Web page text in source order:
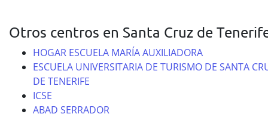
Otros centros en Santa Cruz de
HOGAR ESCUELA MARÍA AUXILIADORA
ESCUELA UNIVERSITARIA DE TURISMO DE SANTA
DE TENERIFE
ICSE
ABAD SERRADOR